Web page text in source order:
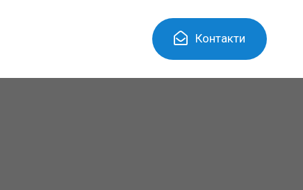
Контакти